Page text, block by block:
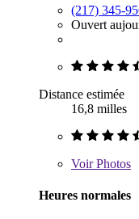
(217) 345-
Ouvert
Distance estimée
16,8 milles
VoirPhotos
Heures normales